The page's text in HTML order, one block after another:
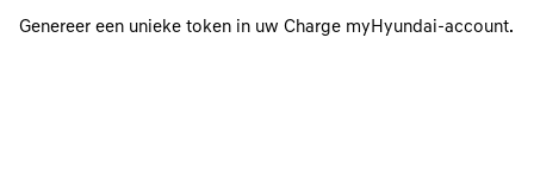
Genereer een unieke token in uw Charge myHyundai-account.